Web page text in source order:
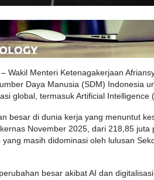
– Wakil Menteri Ketenagakerjaan
Daya Manusia (SDM) Indonesia
global, termasuk Artificial Intelligence
besar di dunia kerja yang menuntut
November 2025, dari 218,85 juta
masih didominasi oleh lulusan
besar akibat AI dan